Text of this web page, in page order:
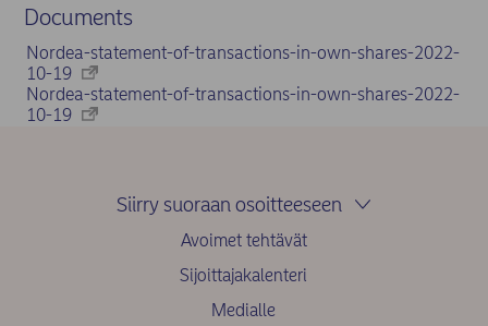
Documents
Nordea-statement-of-transactions-in-own-shares-2022-
10-19
Nordea-statement-of-transactions-in-own-shares-2022-
10-19
Siirry suoraan osoitteeseen
Avoimet tehtävät
Sijoittajakalenteri
Medialle